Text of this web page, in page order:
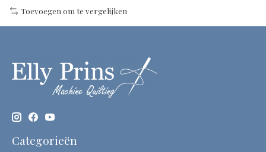
Toevoegen om te vergelijken
Categorieën